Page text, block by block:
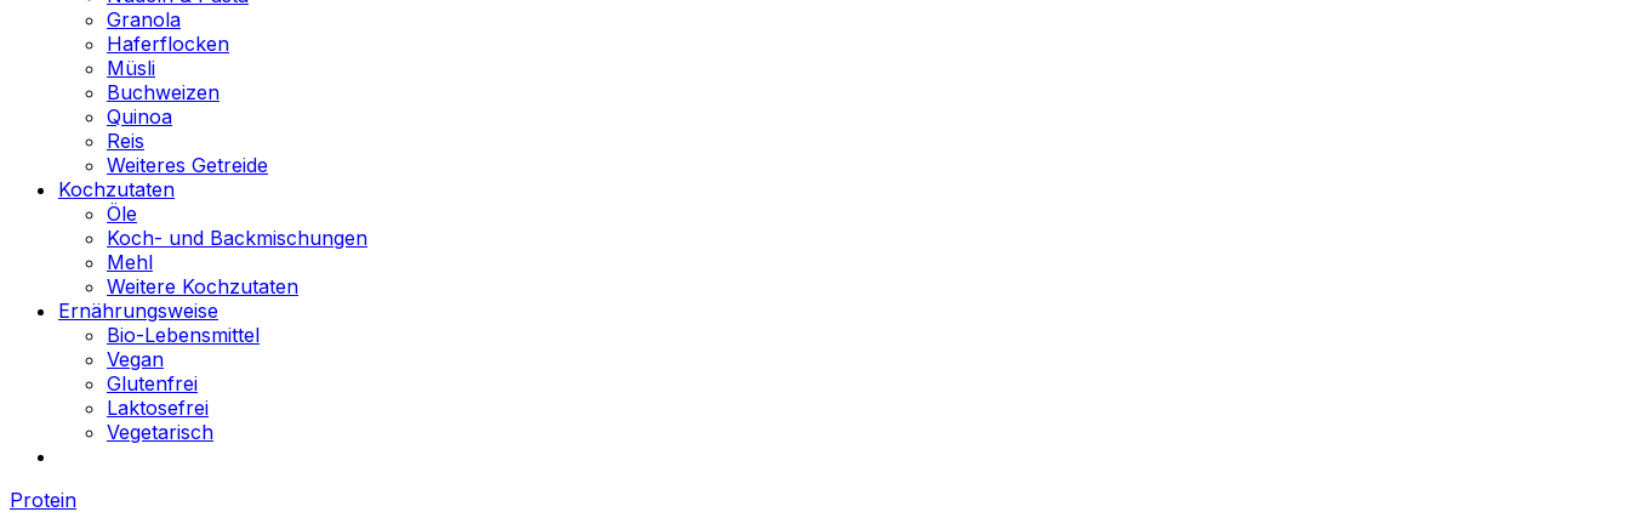
Granola
Haferflocken
Müsli
Buchweizen
Quinoa
Reis
Weiteres Getreide
Kochzutaten
Öle
Koch- und Backmischungen
Mehl
Weitere Kochzutaten
Ernährungsweise
Bio-Lebensmittel
Vegan
Glutenfrei
Laktosefrei
Vegetarisch
Protein